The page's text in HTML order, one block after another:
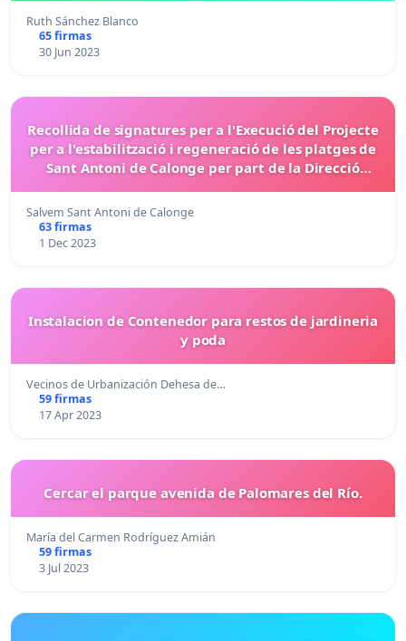
Ruth Sánchez Blanco
65 firmas
30 Jun 2023
Recollida de signatures per a l'Execució del Projecte
per a l'estabilització i regeneració de les platges de
Sant Antoni de Calonge per part de la Direcció
Salvem Sant Antoni de Calonge
63 firmas
1 Dec 2023
Instalacion de Contenedor para restos de jardineria
y poda
Vecinos de Urbanización Dehesa de…
59 firmas
17 Apr 2023
Cercar el parque avenida de Palomares del Río.
María del Carmen Rodríguez Amián
59 firmas
3 Jul 2023